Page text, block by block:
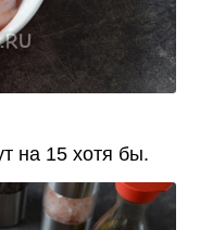
на 15 хотя бы.